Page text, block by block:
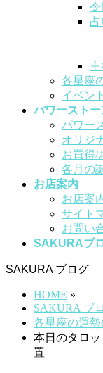
令
各星座
イベン
パワースト
パワー
オリジ
お買得/
各月の
お店案内
お店案
サイト
お問い
SAKURAブ
SAKURA ブログ
HOME »
SAKURA ブ
各星座の運
本日のタロ
置